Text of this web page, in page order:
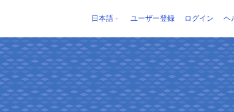
日本語 ユーザー登録 ログイン ヘ